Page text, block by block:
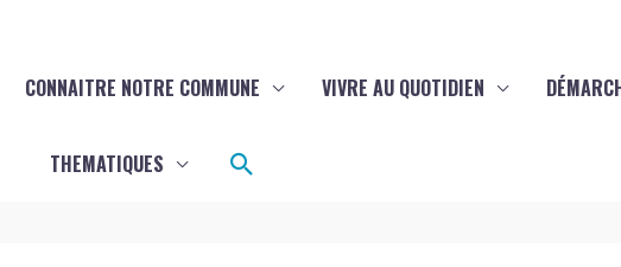
CONNAITRE NOTRE COMMUNE VIVRE AU QUOTIDIEN
THEMATIQUES Rechercher